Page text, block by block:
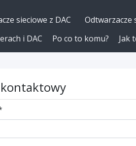
sieciowe z DAC Odtwarzacze
i DAC Po co to komu? Jak